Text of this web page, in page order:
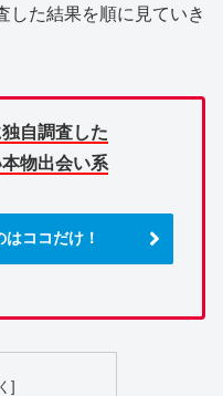
した結果を順に見ていき
自調査した
物出会い系
ココだけ！